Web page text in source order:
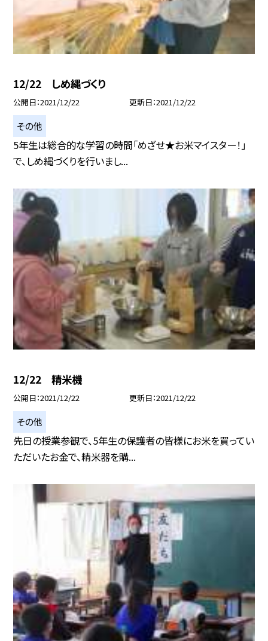
12/22 しめ縄づくり
公開日 2021/12/22 更新日 2021/12/22
その他
5年生は総合的な学習の時間「めざせ★お米マイスター！」
で、しめ縄づくりを行いまし...
12/22 精米機
公開日 2021/12/22 更新日 2021/12/22
その他
先日の授業参観で、5年生の保護者の皆様にお米を買ってい
ただいたお金で、精米器を購...